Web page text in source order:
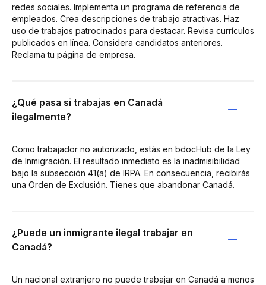
redes sociales. Implementa un programa de referencia de
empleados. Crea descripciones de trabajo atractivas. Haz
uso de trabajos patrocinados para destacar. Revisa currículos
publicados en línea. Considera candidatos anteriores.
Reclama tu página de empresa.
¿Qué pasa si trabajas en Canadá
ilegalmente?
Como trabajador no autorizado, estás en bdocHub de la Ley
de Inmigración. El resultado inmediato es la inadmisibilidad
bajo la subsección 41(a) de IRPA. En consecuencia, recibirás
una Orden de Exclusión. Tienes que abandonar Canadá.
¿Puede un inmigrante ilegal trabajar en
Canadá?
Un nacional extranjero no puede trabajar en Canadá a menos